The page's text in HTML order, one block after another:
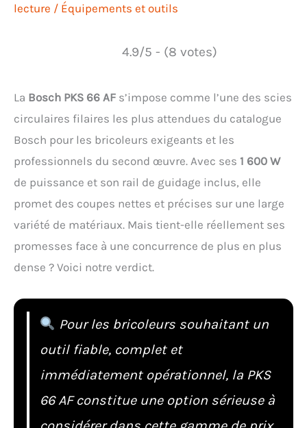
lecture / Équipements et outils
4.9/5 - (8 votes)
La Bosch PKS 66 AF s’impose comme l’une des scies
circulaires filaires les plus attendues du catalogue
Bosch pour les bricoleurs exigeants et les
professionnels du second œuvre. Avec ses 1 600 W
de puissance et son rail de guidage inclus, elle
promet des coupes nettes et précises sur une large
variété de matériaux. Mais tient-elle réellement ses
promesses face à une concurrence de plus en plus
dense ? Voici notre verdict.
Pour les bricoleurs souhaitant un
outil fiable, complet et
immédiatement opérationnel, la PKS
66 AF constitue une option sérieuse à